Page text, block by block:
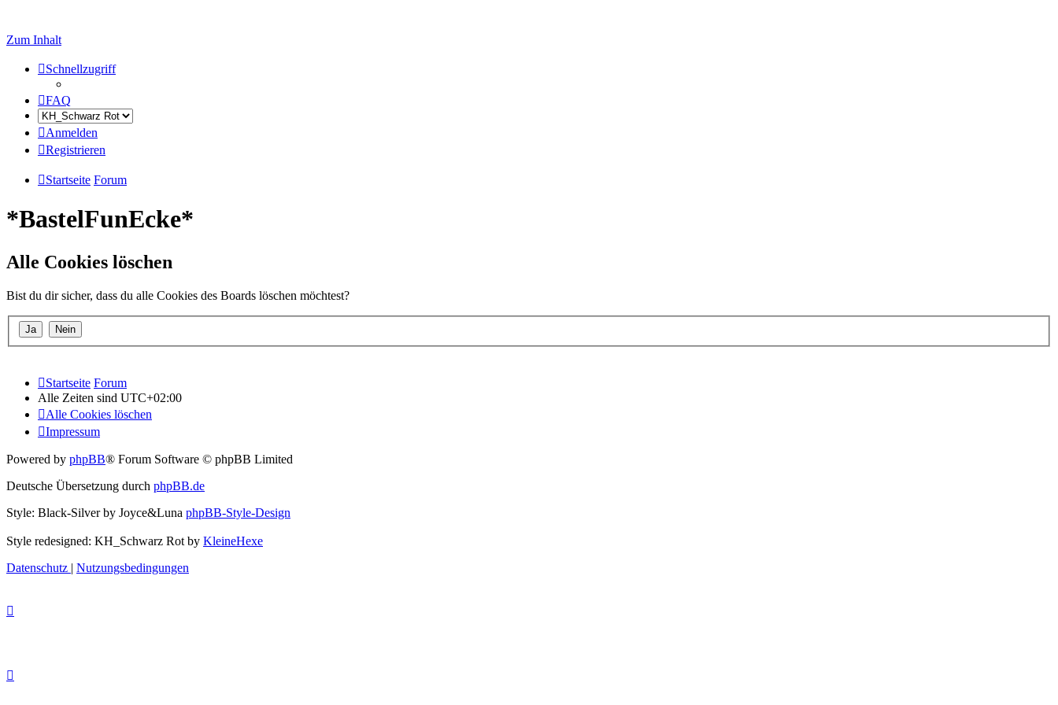
Zum Inhalt
Schnellzugriff
FAQ
Anmelden
Registrieren
Startseite Forum
*BastelFunEcke*
Alle Cookies löschen
Bist du dir sicher, dass du alle Cookies des Boards löschen möchtest?
Startseite Forum
Alle Zeiten sind UTC+02:00
Alle Cookies löschen
Impressum
Powered by phpBB® Forum Software © phpBB Limited
Deutsche Übersetzung durch phpBB.de
Style: Black-Silver by Joyce&Luna phpBB-Style-Design
Style redesigned: KH_Schwarz Rot by KleineHexe
Datenschutz | Nutzungsbedingungen